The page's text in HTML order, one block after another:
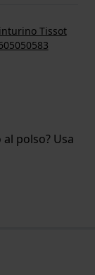
Tissot
polso? Usa